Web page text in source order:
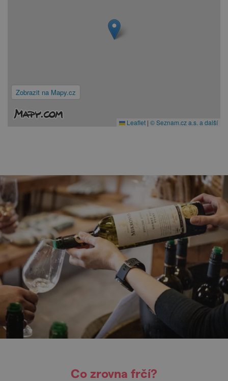
Zobrazit na Mapy.cz
Leaflet | © Seznam.cz a.s. a další
Co zrovna frčí?